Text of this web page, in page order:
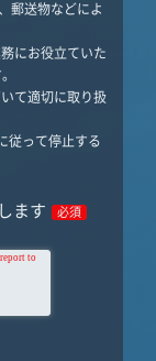
郵送物などによ
にお役立ていた
て適切に取り扱
従って停止する
ます 必須